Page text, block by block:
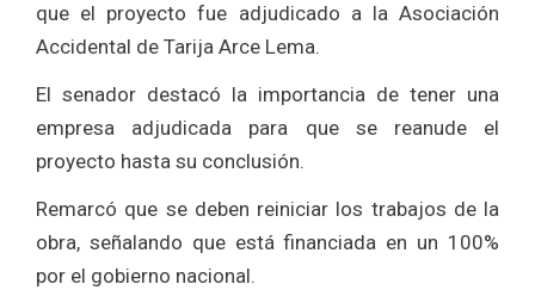
que el proyecto fue adjudicado a la Asociación
Accidental de Tarija Arce Lema.
El senador destacó la importancia de tener una
empresa adjudicada para que se reanude el
proyecto hasta su conclusión.
Remarcó que se deben reiniciar los trabajos de la
obra, señalando que está financiada en un 100%
por el gobierno nacional.